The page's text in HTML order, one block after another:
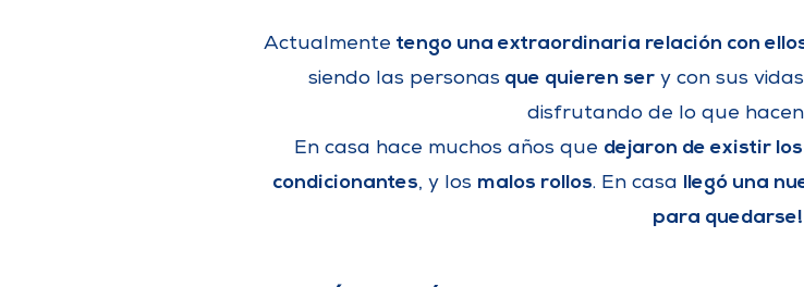
Actualmentetengo una extraordinaria relación con
siendo las personasque quieren sery con sus
disfrutando de lo que
En casa hace muchos años que dejaron de existir
condicionantes, y los malos rollos. En casa llegó una
para quedarse!